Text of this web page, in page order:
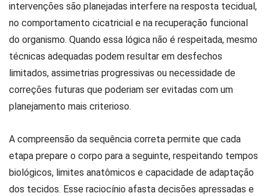
intervenções são planejadas interfere na resposta tecidual,
no comportamento cicatricial e na recuperação funcional
do organismo. Quando essa lógica não é respeitada, mesmo
técnicas adequadas podem resultar em desfechos
limitados, assimetrias progressivas ou necessidade de
correções futuras que poderiam ser evitadas com um
planejamento mais criterioso.
A compreensão da sequência correta permite que cada
etapa prepare o corpo para a seguinte, respeitando tempos
biológicos, limites anatômicos e capacidade de adaptação
dos tecidos. Esse raciocínio afasta decisões apressadas e